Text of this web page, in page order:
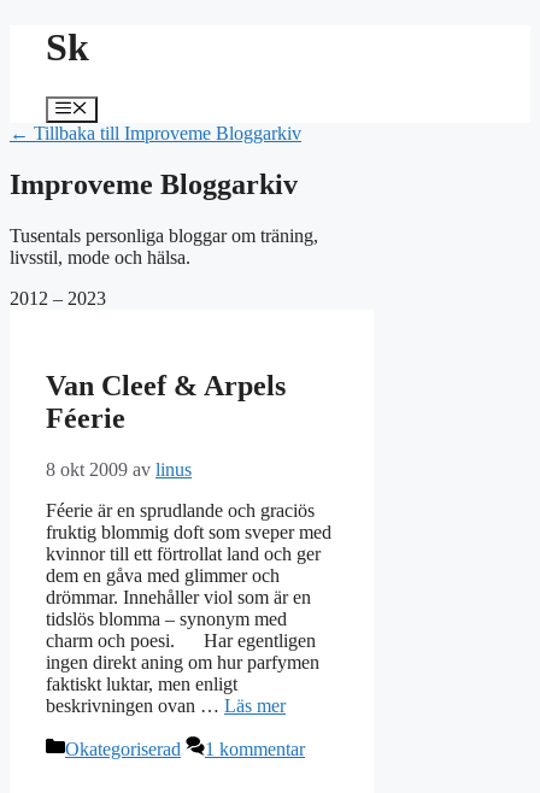
HoppaSk
Meny
← Tillbaka till Improveme Bloggarkiv
Improveme Bloggarkiv
Tusentals personliga bloggar om träning,
livsstil, mode och hälsa.
2012 – 2023
Van Cleef & Arpels
Féerie
8 okt 2009 av linus
Féerie är en sprudlande och graciös
fruktig blommig doft som sveper med
kvinnor till ett förtrollat land och ger
dem en gåva med glimmer och
drömmar. Innehåller viol som är en
tidslös blomma – synonym med
charm och poesi. Har egentligen
ingen direkt aning om hur parfymen
faktiskt luktar, men enligt
beskrivningen ovan … Läs mer
Kategorier
Okategoriserad 1 kommentar